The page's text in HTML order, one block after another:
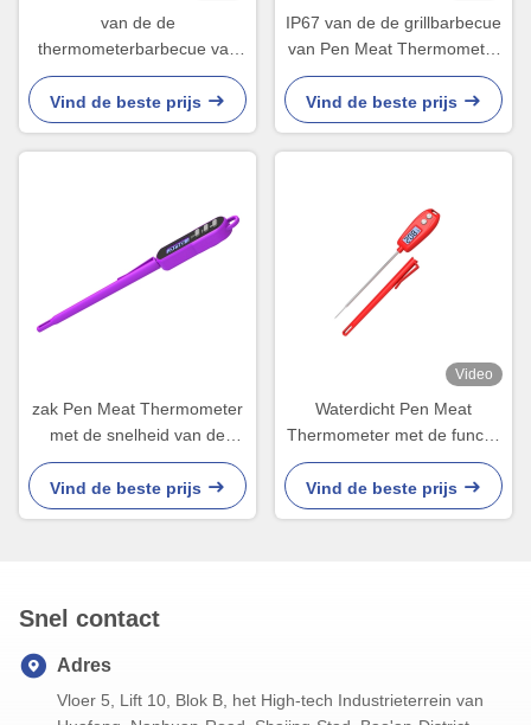
van de de
thermometerbarbecue van
de zak digitale pen gelezen
backlight magnetisch
moment
Vind de beste prijs
IP67 van de de grillbarbecue
van Pen Meat Thermometer
digitaal de ovenplastiek
221x31x15mm
Vind de beste prijs
zak Pen Meat Thermometer
met de snelheid van de
sonde3s Lezing
Vind de beste prijs
Video
Waterdicht Pen Meat
Thermometer met de functie
van de backlightgreep
Vind de beste prijs
Snel contact
Adres
Vloer 5, Lift 10, Blok B, het High-tech Industrieterrein van